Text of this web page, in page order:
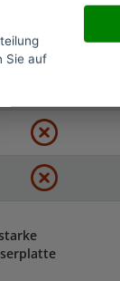
Sie auf